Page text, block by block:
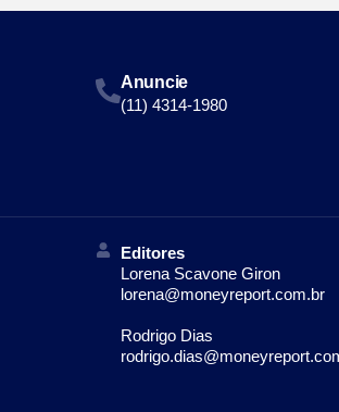
Anuncie
(11) 4314-1980
Editores
Lorena Scavone Giron
lorena@moneyreport.com.br
Rodrigo Dias